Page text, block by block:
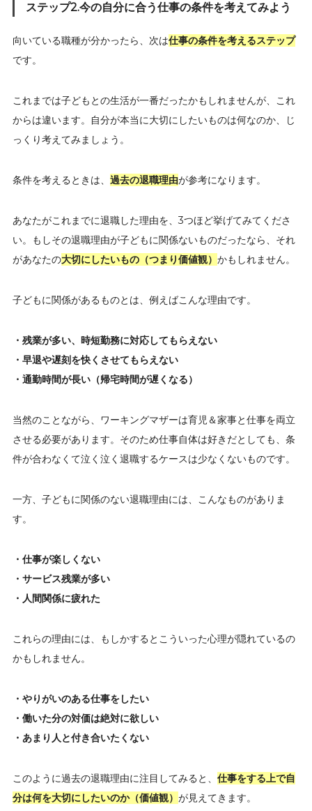
ステップ2.今の自分に合う仕事の条件を考えてみよう
向いている職種が分かったら、次は仕事の条件を考えるステップ
です。
これまでは子どもとの生活が一番だったかもしれませんが、これ
からは違います。自分が本当に大切にしたいものは何なのか、じ
っくり考えてみましょう。
条件を考えるときは、 過去の退職理由が参考になります。
あなたがこれまでに退職した理由を、3つほど挙げてみてくださ
い。もしその退職理由が子どもに関係ないものだったなら、それ
があなたの大切にしたいもの（つまり価値観） かもしれません。
子どもに関係があるものとは、例えばこんな理由です。
・残業が多い、時短勤務に対応してもらえない
・早退や遅刻を快くさせてもらえない
・通勤時間が長い（帰宅時間が遅くなる）
当然のことながら、ワーキングマザーは育児＆家事と仕事を両立
させる必要があります。そのため仕事自体は好きだとしても、条
件が合わなくて泣く泣く退職するケースは少なくないものです。
一方、子どもに関係のない退職理由には、こんなものがありま
す。
・仕事が楽しくない
・サービス残業が多い
・人間関係に疲れた
これらの理由には、もしかするとこういった心理が隠れているの
かもしれません。
・やりがいのある仕事をしたい
・働いた分の対価は絶対に欲しい
・あまり人と付き合いたくない
このように過去の退職理由に注目してみると、 仕事をする上で自
分は何を大切にしたいのか（価値観） が見えてきます。